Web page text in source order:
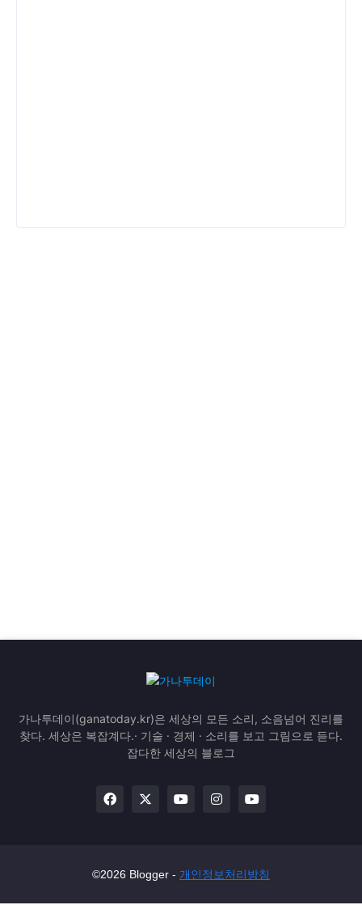
가나투데이(ganatoday.kr)은 세상의 모든 소리, 소음넘어 진리를
찾다. 세상은 복잡계다.· 기술 · 경제 · 소리를 보고 그림으로 듣다.
잡다한 세상의 블로그
©2026 Blogger - 개인정보처리방침